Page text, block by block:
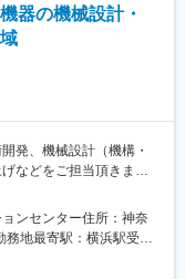
リーダーとしてプロジ
ており、技術だけでな
ただけます。
」という、担当営
ポートの3体制によるサ
、あなたのキャリア形
地で働けるというワー
できる教育研修制度が
ます。
々な方が活躍できるフ
器の機械設計・
発、機械設計（機構・
などをご担当頂きま
または筐体設計、評価
ンセンター住所：神奈
務地最寄駅：横浜駅受動
の定める事業所（リモ